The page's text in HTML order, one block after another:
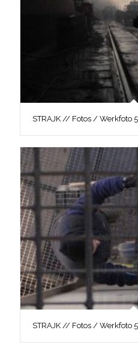
STRAJK // Fotos / Werkfoto
STRAJK // Fotos / Werkfoto